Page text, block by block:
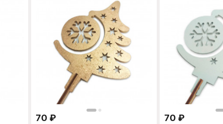
70 ₽ 70 ₽